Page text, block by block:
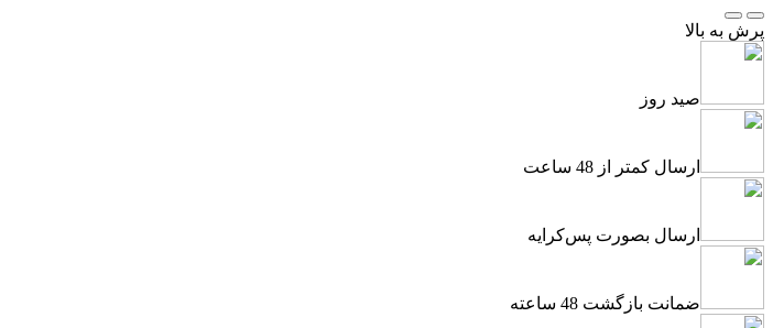
پرش به بالا
صید روز
ارسال کمتر از 48 ساعت
ارسال بصورت پس‌کرایه
ضمانت بازگشت 48 ساعته